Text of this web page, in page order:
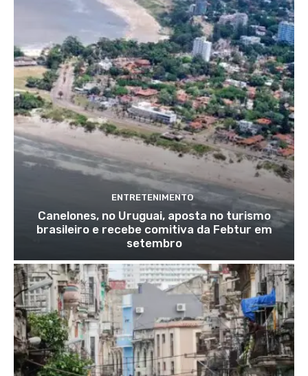
ENTRETENIMENTO
Canelones, no Uruguai, aposta no turismo
brasileiro e recebe comitiva da Febtur em
setembro